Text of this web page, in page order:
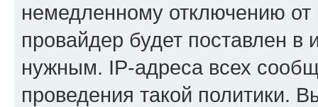
немедленному отключению
провайдер будет поставлен в
нужным. IP-адреса всех
проведения такой политики.